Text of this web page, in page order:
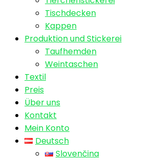
Tischdecken
Kappen
Produktion und Stickerei
Taufhemden
Weintaschen
Textil
Preis
Über uns
Kontakt
Mein Konto
Deutsch
Slovenčina